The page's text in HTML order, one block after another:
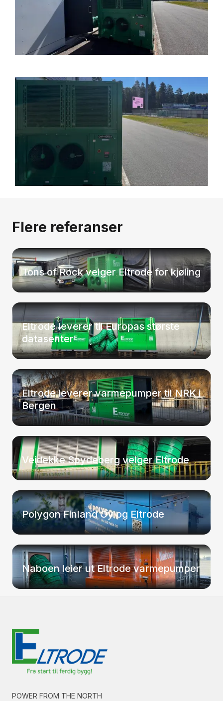
Flere referanser
Tons of Rock velger Eltrode for kjøling
Eltrode leverer til Europas største
datasenter
Eltrode leverer varmepumper til NRK i
Bergen
Veidekke Spydeberg velger Eltrode
Polygon Finland Oy og Eltrode
Naboen leier ut Eltrode varmepumper
POWER FROM THE NORTH